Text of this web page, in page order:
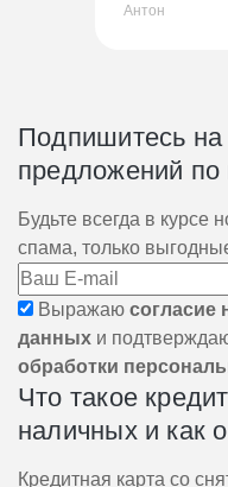
Антон
Подпишитесь на
предложений по
Будьте всегда в курсе
спама, только
Выражаю согласие
данных и
обработки
Что такое
наличных и как
Кредитная карта со